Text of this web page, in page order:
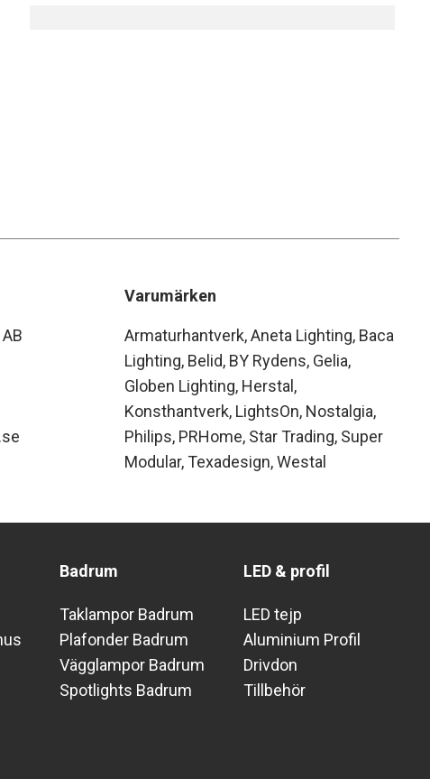
Varumärken
Armaturhantverk Aneta Lighting Baca
Lighting Belid BY Rydens Gelia
Globen Lighting Herstal
Konsthantverk LightsOn Nostalgia
Philips PRHome Star Trading Super
Modular Texadesign Westal
Badrum
Taklampor Badrum
Plafonder Badrum
Vägglampor Badrum
Spotlights Badrum
LED & profil
LED tejp
Aluminium Profil
Drivdon
Tillbehör